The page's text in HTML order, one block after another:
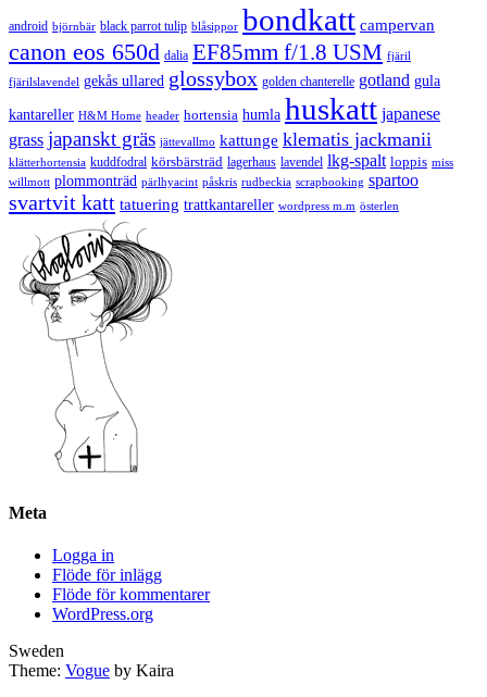
android björnbär black parrot tulip blåsippor bondkatt campervan
canon eos 650d dalia EF85mm f/1.8 USM fjäril
fjärilslavendel gekås ullared glossybox golden chanterelle gotland gula
kantareller H&M Home header hortensia humla huskatt japanese
grass japanskt gräs jättevallmo kattunge klematis jackmanii
klätterhortensia kuddfodral körsbärsträd lagerhaus lavendel lkg-spalt loppis miss
willmott plommonträd pärlhyacint påskris rudbeckia scrapbooking spartoo
svartvit katt tatuering trattkantareller wordpress m.m österlen
Meta
Logga in
Flöde för inlägg
Flöde för kommentarer
WordPress.org
Sweden
Theme: Vogue by Kaira